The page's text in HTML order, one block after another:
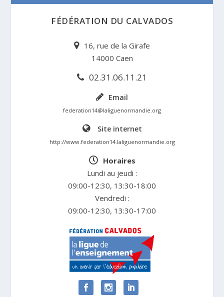
FÉDÉRATION DU CALVADOS
16, rue de la Girafe
14000 Caen
02.31.06.11.21
Email
federation14@laliguenormandie.org
Site internet
http://www.federation14.laliguenormandie.org
Horaires
Lundi au jeudi :
09:00-12:30, 13:30-18:00
Vendredi :
09:00-12:30, 13:30-17:00